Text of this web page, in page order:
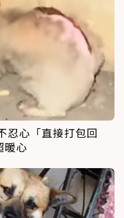
忍心「直接打包回
暖心